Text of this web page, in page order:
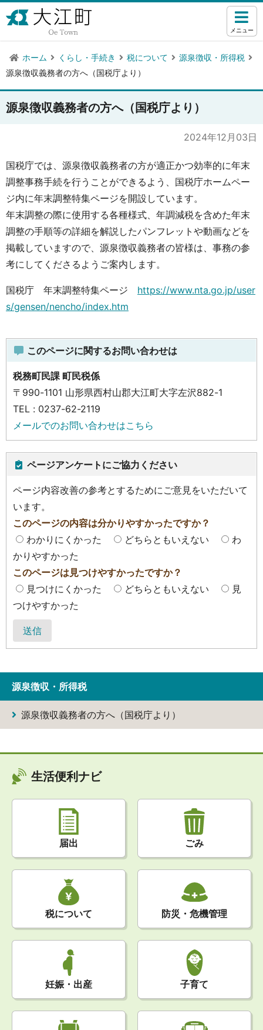
メニュー
ホーム くらし・手続き 税について
源泉徴収・所得税
源泉徴収義務者の方へ（国税庁より）
源泉徴収義務者の方へ（国税庁より）
2024年12月03日
国税庁では、源泉徴収義務者の方が適正かつ効率的に年末
調整事務手続を行うことができるよう、国税庁ホームペー
ジ内に年末調整特集ページを開設しています。
年末調整の際に使用する各種様式、年調減税を含めた年末
調整の手順等の詳細を解説したパンフレットや動画などを
掲載していますので、源泉徴収義務者の皆様は、事務の参
考にしてくださるようご案内します。
国税庁 年末調整特集ページ https://www.nta.go.jp/user
s/gensen/nencho/index.htm
このページに関するお問い合わせは
税務町民課 町民税係
〒990-1101 山形県西村山郡大江町大字左沢882-1
TEL : 0237-62-2119
メールでのお問い合わせはこちら
ページアンケートにご協力ください
ページ内容改善の参考とするためにご意見をいただいて
います。
このページの内容は分かりやすかったですか？
わかりにくかった
どちらともいえない
わ
かりやすかった
このページは見つけやすかったですか？
見つけにくかった
どちらともいえない
見
つけやすかった
送信
源泉徴収・所得税
源泉徴収義務者の方へ（国税庁より）
生活便利ナビ
届出 ごみ
税について 防災・危機管理
妊娠・出産 子育て